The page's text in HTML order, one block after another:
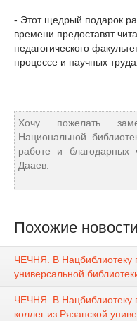
- Этот щедрый подарок
времени предоставят
педагогического
процессе и научных
Хочу пожелать
Национальной
работе и благодарных
Дааев.
Похожие новости
ЧЕЧНЯ. В Нацбиблиотеку
универсальной
ЧЕЧНЯ. В Нацбиблиотеку
коллег из Рязанской